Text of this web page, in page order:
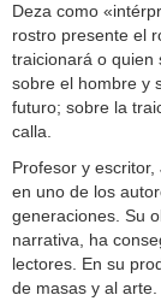
Deza como
rostro presente el
traicionará o
sobre el hombre y
futuro; sobre la
calla.
Profesor y escritor,
en uno de los
generaciones. Su
narrativa, ha
lectores. En su
de masas y al